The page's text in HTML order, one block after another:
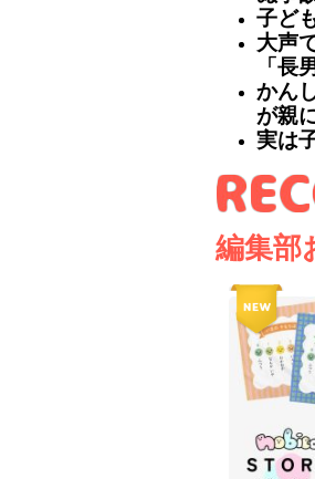
子ど
大声
「長
かん
が親
実は
編集部